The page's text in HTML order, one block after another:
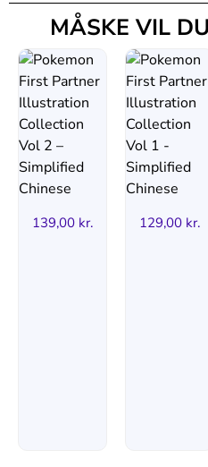
MÅSKE VIL
139,00 kr. 129,00 kr.